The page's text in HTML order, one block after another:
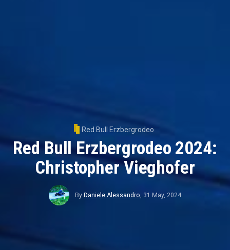
Red Bull Erzbergrodeo
Red Bull Erzbergrodeo 2024:
Christopher Vieghofer
By Daniele Alessandro 31 May, 2024